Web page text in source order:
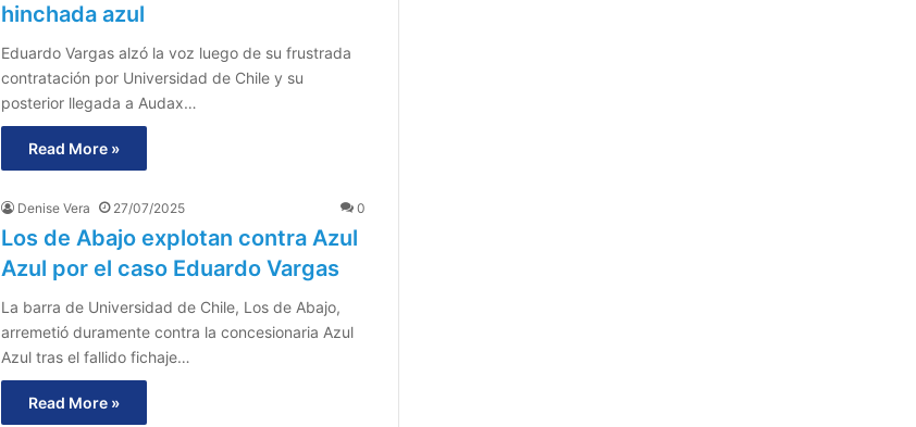
hinchada azul
Eduardo Vargas alzó la voz luego de su frustrada
contratación por Universidad de Chile y su
posterior llegada a Audax…
Read More »
Denise Vera 27/07/2025 0
Los de Abajo explotan contra Azul
Azul por el caso Eduardo Vargas
La barra de Universidad de Chile, Los de Abajo,
arremetió duramente contra la concesionaria Azul
Azul tras el fallido fichaje…
Read More »